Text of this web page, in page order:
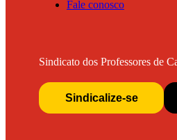
Fale conosco
Sindicato dos Professores de
Sindicalize-se